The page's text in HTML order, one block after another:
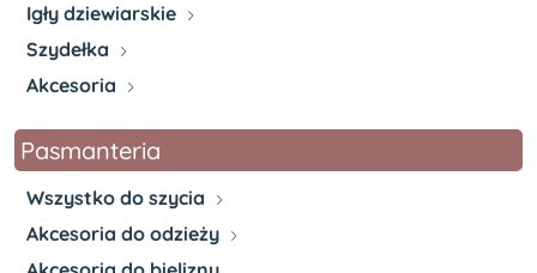
Igły dziewiarskie
Szydełka
Akcesoria
Pasmanteria
Wszystko do szycia
Akcesoria do odzieży